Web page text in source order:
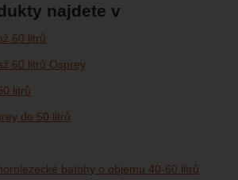
najdete v
60 litrů
60 litrů Osprey
litrů
do 50 litrů
batohy o objemu 40-60 litrů